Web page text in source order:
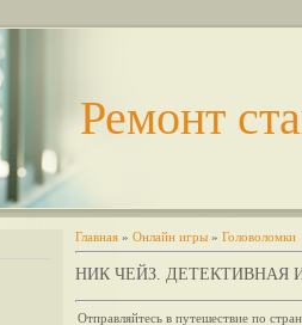
Ремонт
Главная » Онлайн игры » Головоломки
НИК ЧЕЙЗ. ДЕТЕКТИВНАЯ
Отправляйтесь в путешествие по